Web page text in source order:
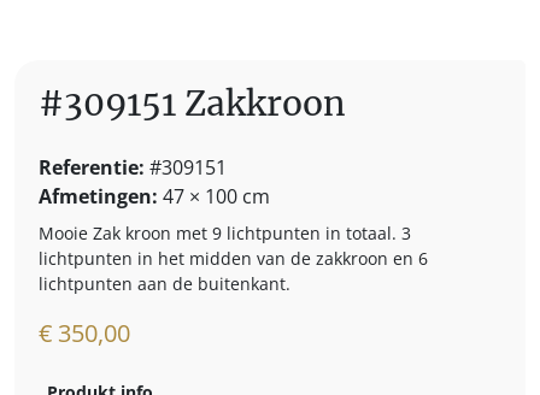
#309151 Zakkroon
Referentie: #309151
Afmetingen: 47 × 100 cm
Mooie Zak kroon met 9 lichtpunten in totaal. 3
lichtpunten in het midden van de zakkroon en 6
lichtpunten aan de buitenkant.
€ 350,00